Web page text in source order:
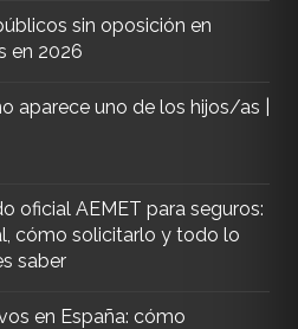
sin oposición en
en 2026
aparece uno de los hijos/as |
oficial AEMET para seguros:
cómo solicitarlo y todo lo
saber
en España: cómo